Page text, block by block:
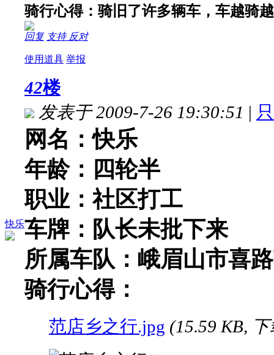
骑行心得：骑旧了许多辆车，车越骑
回复 支持 反对
使用道具 举报
快乐
42楼
发表于 2009-7-26 19:30:51 |
网名：快乐
年龄：四轮半
职业：社区打工
车牌：队长未批下来
所属车队：峨眉山市喜
骑行心得：
范店乡之行.jpg (15.59 KB,